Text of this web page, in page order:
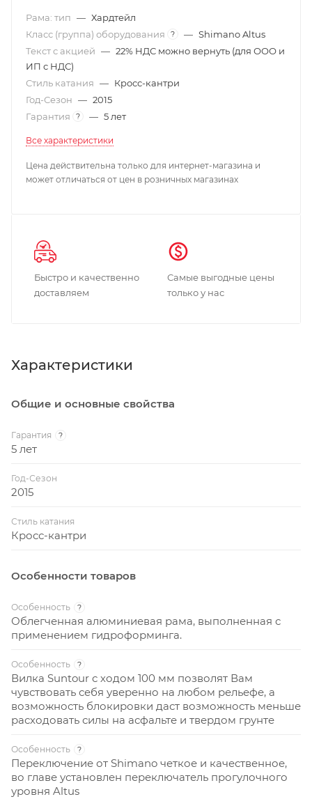
Рама: тип — Хардтейл
Класс (группа) оборудования
? — Shimano Altus
Текст с акцией — 22% НДС можно вернуть (для ООО и
ИП с НДС)
Стиль катания — Кросс-кантри
Год-Сезон — 2015
Гарантия
? — 5 лет
Все характеристики
Цена действительна только для интернет-магазина и
может отличаться от цен в розничных магазинах
Быстро и качественно
доставляем
Самые выгодные цены
только у нас
Характеристики
Общие и основные свойства
Гарантия ?
5 лет
Год-Сезон
2015
Стиль катания
Кросс-кантри
Особенности товаров
Особенность ?
Облегченная алюминиевая рама, выполненная с
применением гидроформинга.
Особенность ?
Вилка Suntour с ходом 100 мм позволят Вам
чувствовать себя уверенно на любом рельефе, а
возможность блокировки даст возможность меньше
расходовать силы на асфальте и твердом грунте
Особенность ?
Переключение от Shimano четкое и качественное,
во главе установлен переключатель прогулочного
уровня Altus